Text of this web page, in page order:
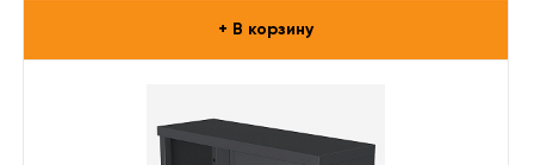
+ В корзину